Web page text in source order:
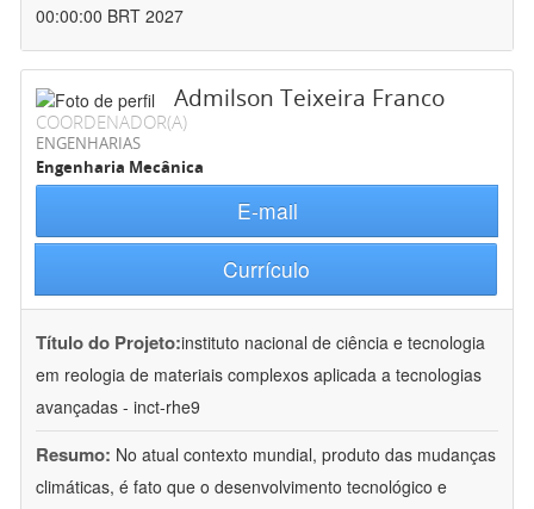
00:00:00 BRT 2027
Admilson Teixeira Franco
COORDENADOR(A)
ENGENHARIAS
Engenharia Mecânica
E-mail
Currículo
Título do Projeto:instituto nacional de ciência e tecnologia
em reologia de materiais complexos aplicada a tecnologias
avançadas - inct-rhe9
Resumo: No atual contexto mundial, produto das mudanças
climáticas, é fato que o desenvolvimento tecnológico e